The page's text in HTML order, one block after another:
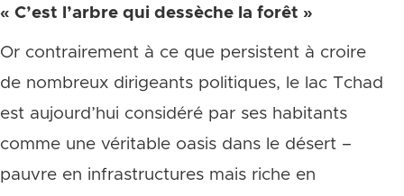
« C’est l’arbre qui dessèche la forêt »
Or contrairement à ce que persistent à croire
de nombreux dirigeants politiques, le lac Tchad
est aujourd’hui considéré par ses habitants
comme une véritable oasis dans le désert –
pauvre en infrastructures mais riche en